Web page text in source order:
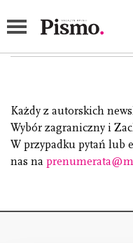
Zapisałeś się
Dziękujemy!
Każdy z autorskich
Wybór zagraniczny i
W przypadku pytań lub
nas na